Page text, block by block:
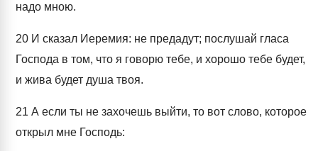
надо мною.
20 И сказал Иеремия: не предадут; послушай гласа
Господа в том, что я говорю тебе, и хорошо тебе будет,
и жива будет душа твоя.
21 А если ты не захочешь выйти, то вот слово, которое
открыл мне Господь: